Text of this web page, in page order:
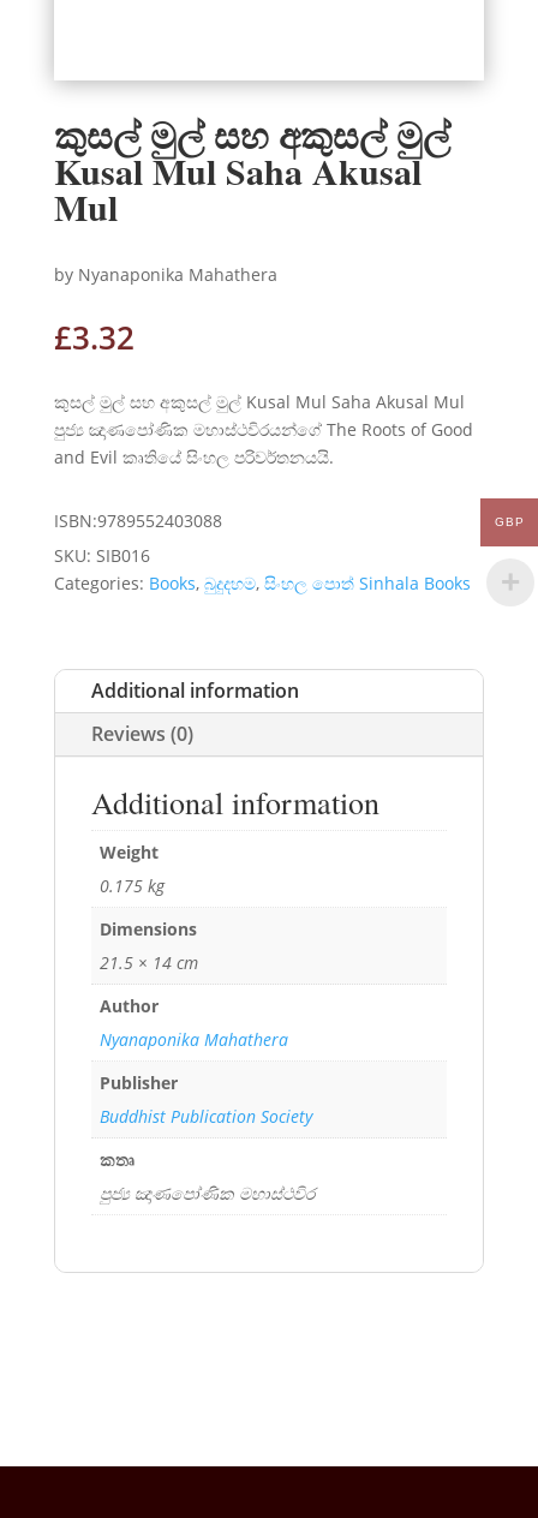
කුසල් මුල් සහ අකුසල් මුල්
Kusal Mul Saha Akusal
Mul
by Nyanaponika Mahathera
£3.32
කුසල් මුල් සහ අකුසල් මුල් Kusal Mul Saha Akusal Mul
පුජ්‍ය ඤාණපෝණික මහාස්ථවිරයන්ගේ The Roots of Good
and Evil කෘතියේ සිංහල පරිවර්තනයයි.
ISBN:9789552403088
SKU: SIB016
Categories: Books, බුදුදහම, සිංහල පොත් Sinhala Books
Additional information
Reviews (0)
Additional information
Weight
0.175 kg
Dimensions
21.5 × 14 cm
Author
Nyanaponika Mahathera
Publisher
Buddhist Publication Society
කතෘ
පුජ්‍ය ඤාණපෝණික මහාස්ථවිර
GBP